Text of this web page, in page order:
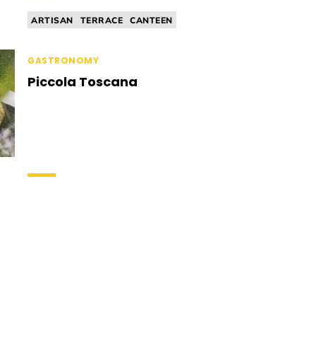
ARTISAN TERRACE
CANTEEN
GASTRONOMY
Piccola Toscana